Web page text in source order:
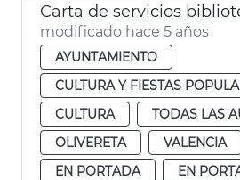
modificado hace 5 años
AYUNTAMIENTO
CULTURA Y FIESTAS
CULTURA
TODAS LAS
OLIVERETA
VALENCIA
EN PORTADA
EN